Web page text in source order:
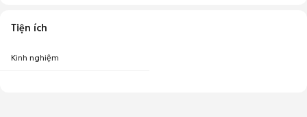
Tiện ích
Kinh nghiệm